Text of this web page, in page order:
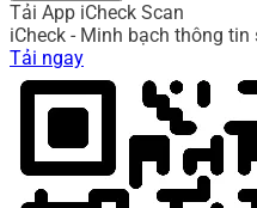
Tải App iCheck Scan
iCheck - Minh bạch thông
Tải ngay